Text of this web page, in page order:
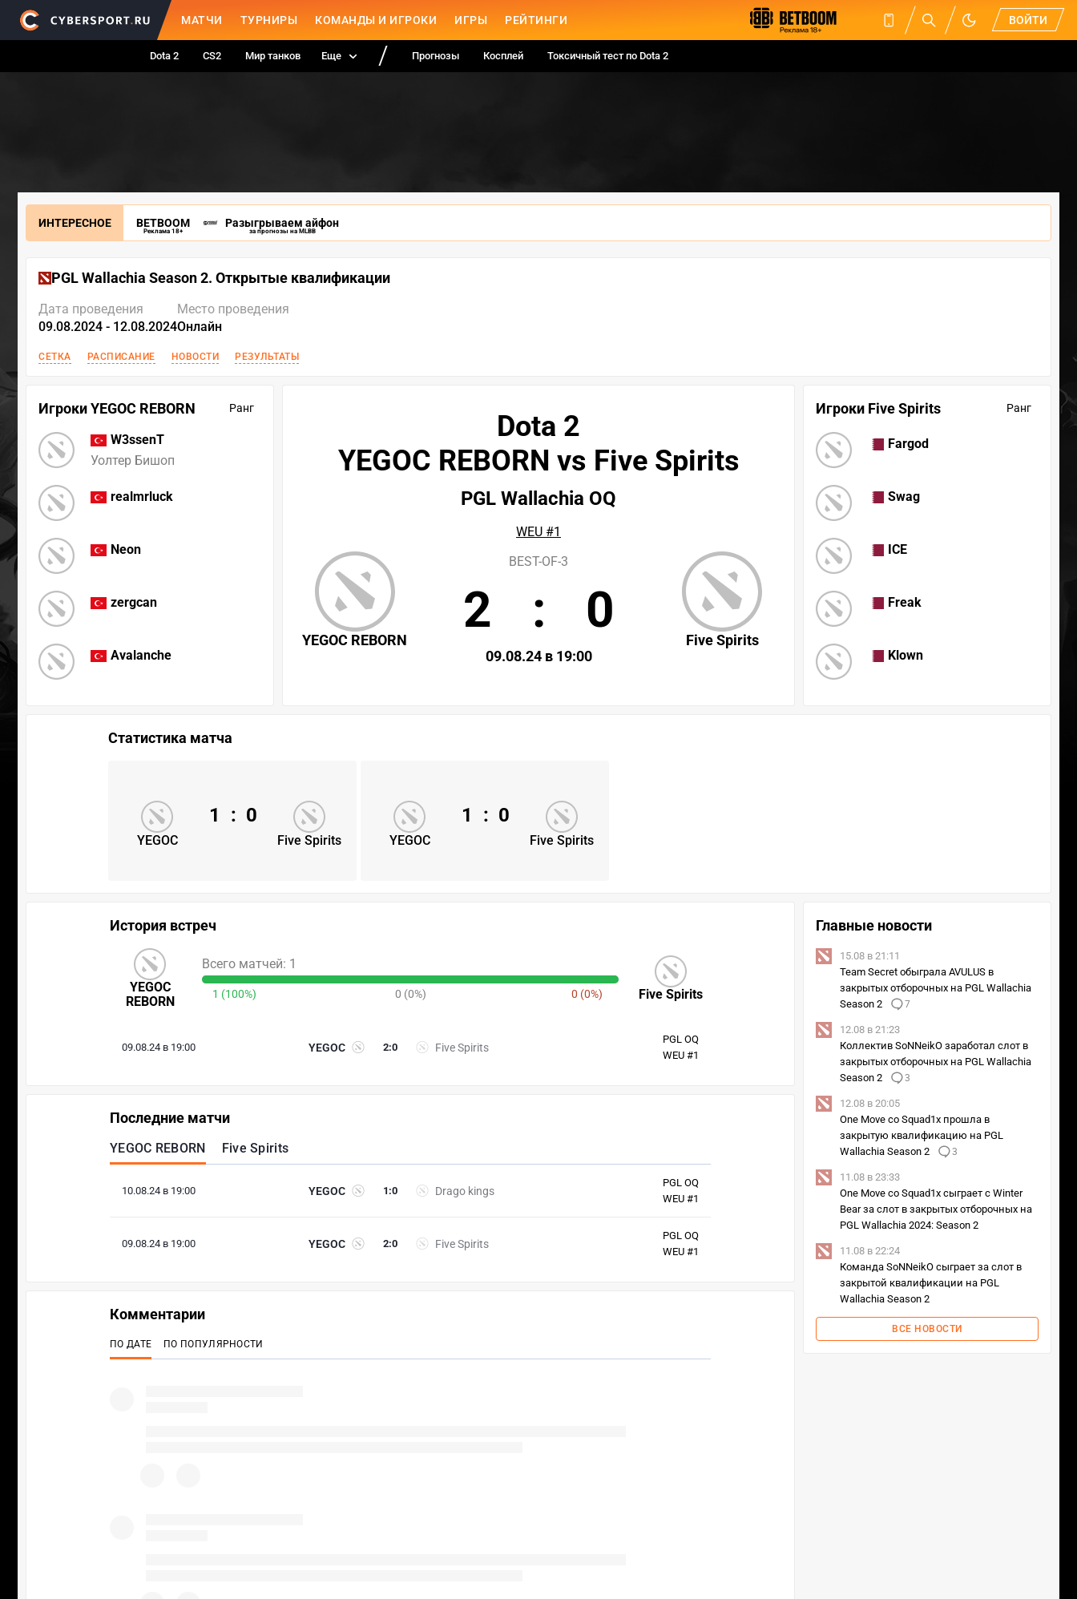
МАТЧИ ТУРНИРЫ КОМАНДЫ И ИГРОКИ ИГРЫ РЕЙТИНГИ ВОЙТИ
Dota 2 CS2 Мир танков Еще Прогнозы Косплей Токсичный тест по Dota 2
ИНТЕРЕСНОЕ BETBOOM
Реклама 18+
Разыгрываем айфон
за прогнозы на MLBB
PGL Wallachia Season 2. Открытые квалификации
Дата проведения
09.08.2024 - 12.08.2024
Место проведения
Онлайн
СЕТКА РАСПИСАНИЕ НОВОСТИ РЕЗУЛЬТАТЫ
Игроки YEGOC REBORN Ранг
W3ssenT
Уолтер Бишоп
realmrluck
Neon
zergcan
Avalanche
Игроки Five Spirits Ранг
Fargod
Swag
ICE
Freak
Klown
Dota 2
YEGOC REBORN vs Five Spirits
PGL Wallachia OQ
WEU #1
YEGOC REBORN Five Spirits
BEST-OF-3
2 : 0
09.08.24 в 19:00
Статистика матча
YEGOC Five Spirits
1 : 0
YEGOC Five Spirits
1 : 0
История встреч
YEGOC
REBORN
Five Spirits
Всего матчей: 1
1 (100%) 0 (0%) 0 (0%)
09.08.24 в 19:00 YEGOC Five Spirits
2:0
PGL OQ
WEU #1
Последние матчи
YEGOC REBORN Five Spirits
10.08.24 в 19:00 YEGOC Drago kings
1 :0
PGL OQ
WEU #1
09.08.24 в 19:00 YEGOC Five Spirits
2:0
PGL OQ
WEU #1
Главные новости
15.08 в 21:11
Team Secret обыграла AVULUS в
закрытых отборочных на PGL Wallachia
Season 2
7
12.08 в 21:23
Коллектив SoNNeikO заработал слот в
закрытых отборочных на PGL Wallachia
Season 2
3
12.08 в 20:05
One Move со Squad1x прошла в
закрытую квалификацию на PGL
Wallachia Season 2
3
11.08 в 23:33
One Move со Squad1x сыграет с Winter
Bear за слот в закрытых отборочных на
PGL Wallachia 2024: Season 2
11.08 в 22:24
Команда SoNNeikO сыграет за слот в
закрытой квалификации на PGL
Wallachia Season 2
ВСЕ НОВОСТИ
Комментарии
ПО ДАТЕ ПО ПОПУЛЯРНОСТИ